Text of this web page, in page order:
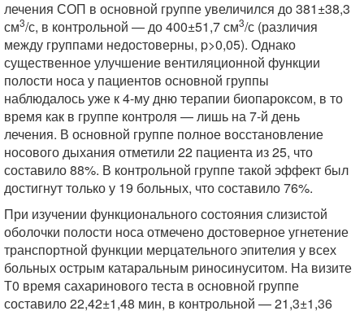
лечения СОП в основной группе увеличился до 381±38,3
см3/с, в контрольной — до 400±51,7 см3/с (различия
между группами недостоверны, p>0,05). Однако
существенное улучшение вентиляционной функции
полости носа у пациентов основной группы
наблюдалось уже к 4-му дню терапии биопароксом, в то
время как в группе контроля — лишь на 7-й день
лечения. В основной группе полное восстановление
носового дыхания отметили 22 пациента из 25, что
составило 88%. В контрольной группе такой эффект был
достигнут только у 19 больных, что составило 76%.
При изучении функционального состояния слизистой
оболочки полости носа отмечено достоверное угнетение
транспортной функции мерцательного эпителия у всех
больных острым катаральным риносинуситом. На визите
Т0 время сахаринового теста в основной группе
составило 22,42±1,48 мин, в контрольной — 21,3±1,36